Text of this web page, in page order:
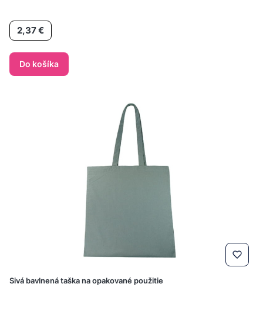
Cena
2,37 €
Do košíka
Sivá bavlnená taška na opakované použitie